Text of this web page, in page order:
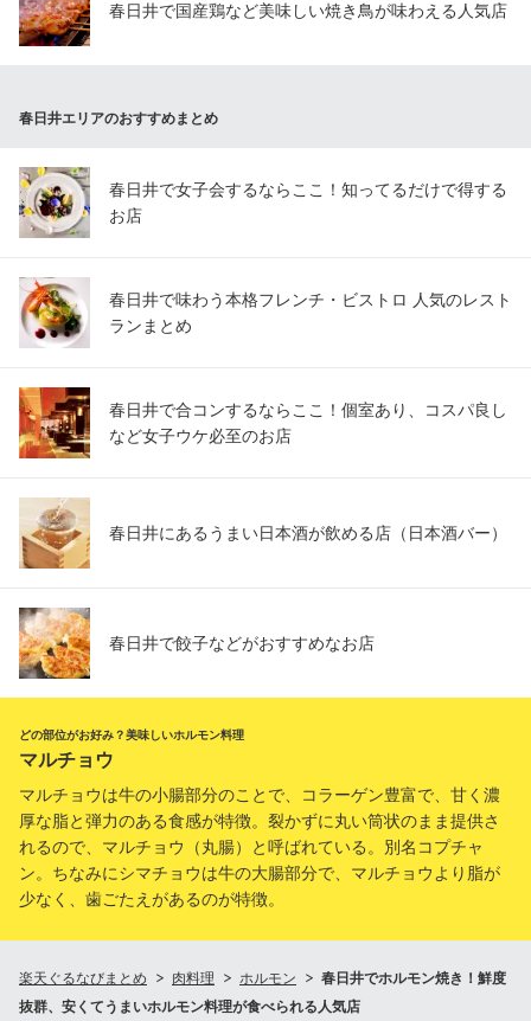
春日井で国産鶏など美味しい焼き鳥が味わえる人気店
春日井エリアのおすすめまとめ
春日井で女子会するならここ！知ってるだけで得する
お店
春日井で味わう本格フレンチ・ビストロ 人気のレスト
ランまとめ
春日井で合コンするならここ！個室あり、コスパ良し
など女子ウケ必至のお店
春日井にあるうまい日本酒が飲める店（日本酒バー）
春日井で餃子などがおすすめなお店
どの部位がお好み？美味しいホルモン料理
マルチョウ
マルチョウは牛の小腸部分のことで、コラーゲン豊富で、甘く濃
厚な脂と弾力のある食感が特徴。裂かずに丸い筒状のまま提供さ
れるので、マルチョウ（丸腸）と呼ばれている。別名コプチャ
ン。ちなみにシマチョウは牛の大腸部分で、マルチョウより脂が
少なく、歯ごたえがあるのが特徴。
楽天ぐるなびまとめ 肉料理 ホルモン
春日井でホルモン焼き！鮮度
抜群、安くてうまいホルモン料理が食べられる人気店